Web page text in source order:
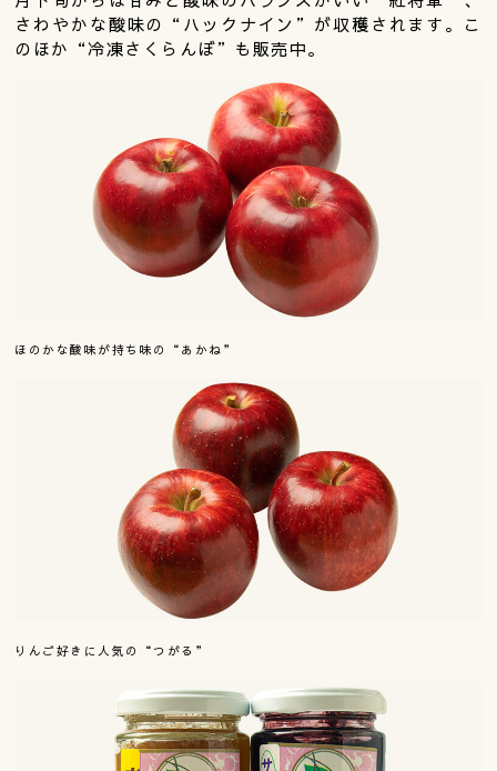
さわやかな酸味の“ハックナイン”が収穫されます。こ
のほか“冷凍さくらんぼ”も販売中。
ほのかな酸味が持ち味の“あかね”
りんご好きに人気の“つがる”